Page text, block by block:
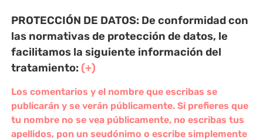
PROTECCIÓN DE DATOS: De conformidad con
las normativas de protección de datos, le
facilitamos la siguiente información del
tratamiento: (+)
Los comentarios y el nombre que escribas se
publicarán y se verán públicamente. Si prefieres que
tu nombre no se vea públicamente, no escribas tus
apellidos, pon un seudónimo o escribe simplemente